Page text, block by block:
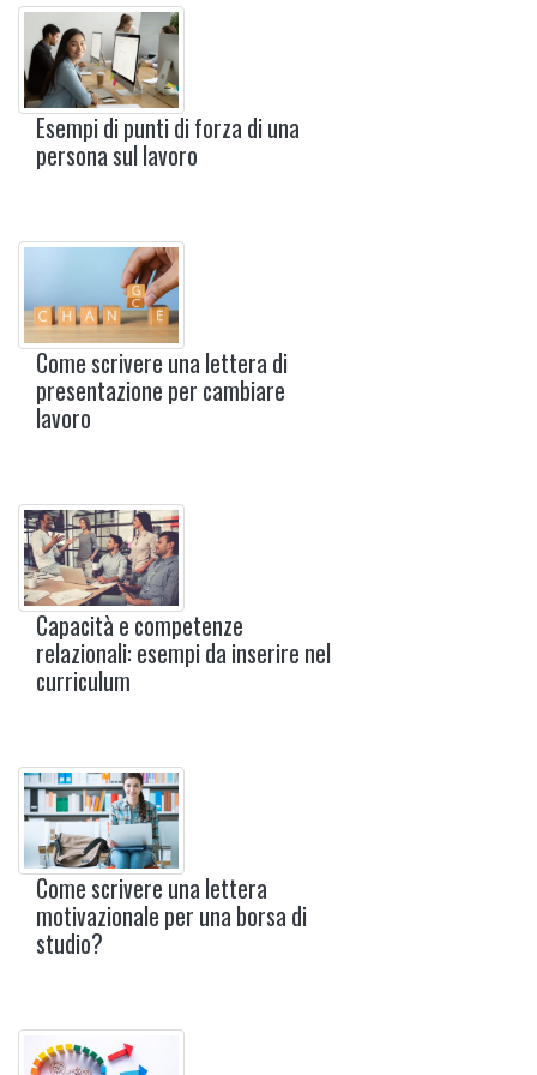
Esempi di punti di forza di una
persona sul lavoro
Come scrivere una lettera di
presentazione per cambiare
lavoro
Capacità e competenze
relazionali: esempi da inserire nel
curriculum
Come scrivere una lettera
motivazionale per una borsa di
studio?